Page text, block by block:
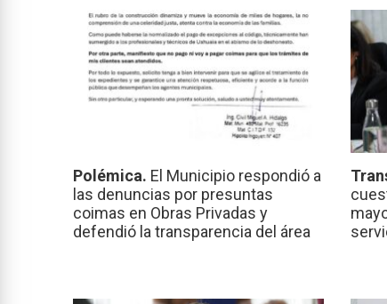
Polémica. El Municipio respondió a
las denuncias por presuntas
coimas en Obras Privadas y
defendió la transparencia del área